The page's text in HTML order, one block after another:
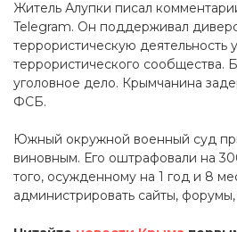
Житель Алупки писал
Telegram. Он поддерживал
террористическую деятельность
террористического сообщества.
уголовное дело. Крымчанина
ФСБ.
Южный окружной военный суд
виновным. Его оштрафовали на
того, осужденному на 1 год и 8
администрировать сайты,